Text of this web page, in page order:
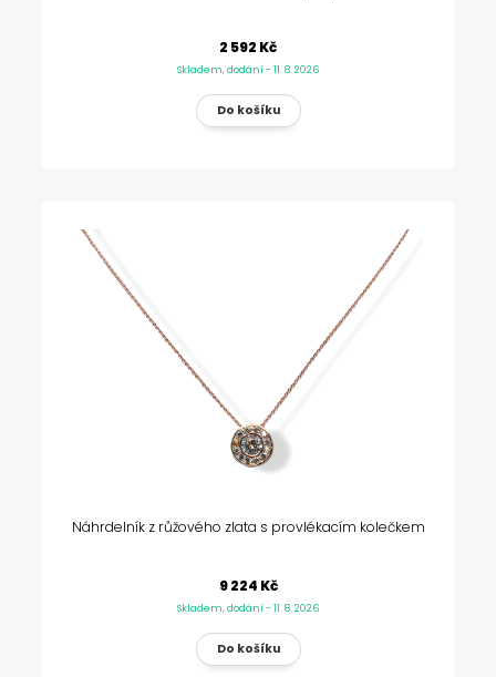
2 592 Kč
Skladem, dodání - 11. 8. 2026
Náhrdelník z růžového zlata s provlékacím kolečkem
9 224 Kč
Skladem, dodání - 11. 8. 2026